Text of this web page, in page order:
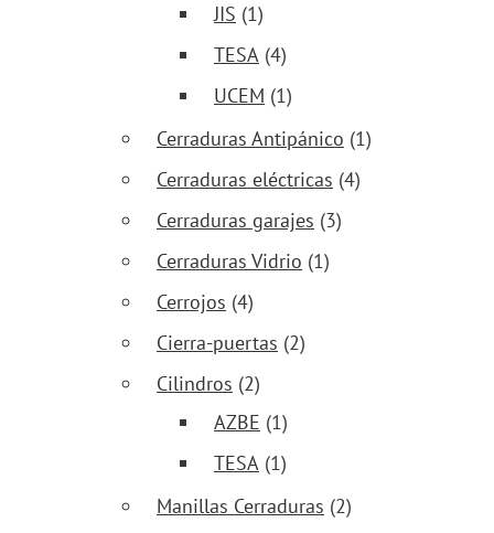
JIS (1)
TESA (4)
UCEM (1)
Cerraduras Antipánico (1)
Cerraduras eléctricas (4)
Cerraduras garajes (3)
Cerraduras Vidrio (1)
Cerrojos (4)
Cierra-puertas (2)
Cilindros (2)
AZBE (1)
TESA (1)
Manillas Cerraduras (2)